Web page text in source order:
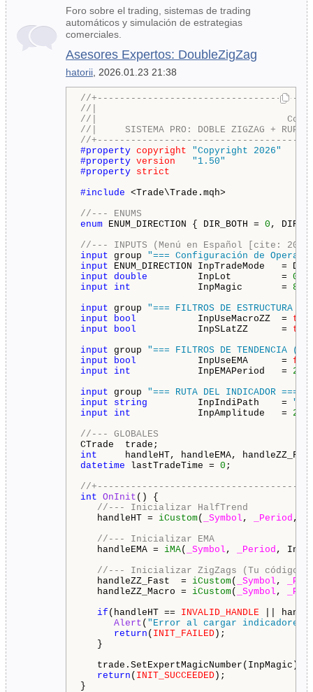
Foro sobre el trading, sistemas de trading
automáticos y simulación de estrategias
comerciales.
Asesores Expertos: DoubleZigZag
hatorii , 2026.01.23 21:38
//
//|
//|
//|     SISTEMA PRO: DOBLE ZIGZAG +
//
#property copyright
"Copyright 2026"
#property version
"1.50"
#property strict
#include <Trade\Trade.mqh>
//--- ENUMS
enum ENUM_DIRECTION { DIR_BOTH = 0 ,
//--- INPUTS (Menú en Español [cite:
input group "=== Configuración de
input ENUM_DIRECTION InpTradeMode   =
input double InpLot         = 0.1
input
int InpMagic       =
input group "=== FILTROS DE ESTRUCTURA
input
bool InpUseMacroZZ  =
input
bool InpSLatZZ      =
input group "=== FILTROS DE TENDENCIA
input
bool InpUseEMA      =
input
int InpEMAPeriod   = 200
input group "=== RUTA DEL INDICADOR ==="
input
string InpIndiPath    =
input
int InpAmplitude   = 2
//--- GLOBALES
int
datetime lastTradeTime = 0 ;
//
int OnInit () {
//--- Inicializar HalfTrend
handleHT = iCustom( _Symbol , _Period ,
//--- Inicializar EMA
handleEMA = iMA( _Symbol , _Period ,
//--- Inicializar ZigZags (Tu código
handleZZ_Fast  = iCustom( _Symbol ,
handleZZ_Macro = iCustom( _Symbol ,
if (handleHT == INVALID_HANDLE ||
Alert ( "Error al cargar
return ( INIT_FAILED);
}
trade.SetExpertMagicNumber(InpMagic);
return ( INIT_SUCCEEDED);
}